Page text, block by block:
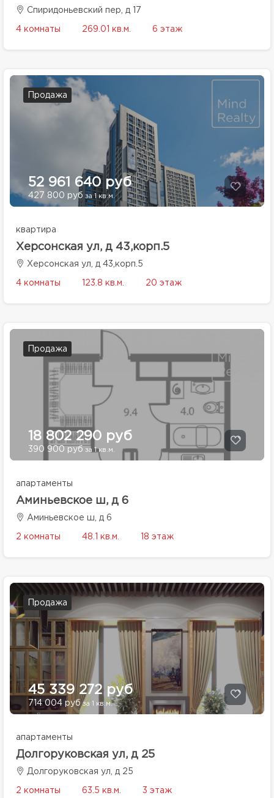
Спиридоньевский пер, д 17
4 комнаты 269.01 кв.м. 6 этаж
Продажа
52 961 640 руб
427 800 руб за 1 кв.м.
квартира
Херсонская ул, д 43,корп.5
Херсонская ул, д 43,корп.5
4 комнаты 123.8 кв.м. 20 этаж
Продажа
18 802 290 руб
390 900 руб за 1 кв.м.
апартаменты
Аминьевское ш, д 6
Аминьевское ш, д 6
2 комнаты 48.1 кв.м. 18 этаж
Продажа
45 339 272 руб
714 004 рубза 1 кв.м.
апартаменты
Долгоруковская ул, д 25
Долгоруковская ул, д 25
2 комнаты 63.5 кв.м. 3 этаж